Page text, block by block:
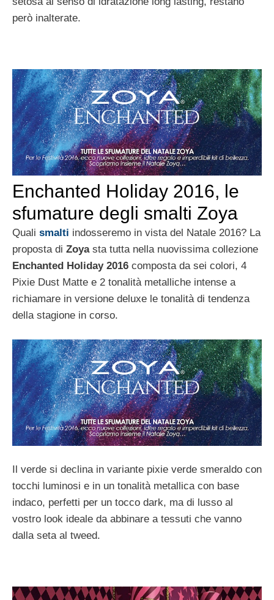
però inalterate.
Enchanted Holiday 2016, le
sfumature degli smalti Zoya
Quali smalti indosseremo in vista del Natale 2016? La
proposta di Zoyasta tutta nella nuovissima collezione
Enchanted Holiday 2016 composta da sei colori, 4
Pixie Dust Matte e 2 tonalità metalliche intense a
richiamare in versione deluxe le tonalità di tendenza
della stagione in corso.
Il verde si declina in variante pixie verde smeraldo con
tocchi luminosi e in un tonalità metallica con base
indaco, perfetti per un tocco dark, ma di lusso al
vostro look ideale da abbinare a tessuti che vanno
dalla seta al tweed.